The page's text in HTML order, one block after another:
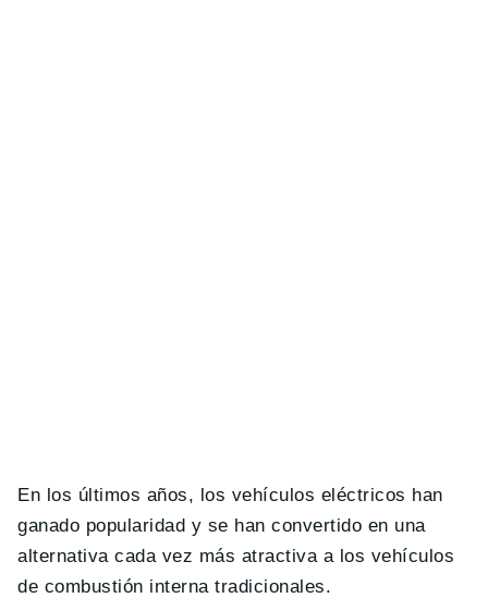
En los últimos años, los vehículos eléctricos han
ganado popularidad y se han convertido en una
alternativa cada vez más atractiva a los vehículos
de combustión interna tradicionales.